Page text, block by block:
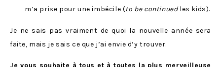
m’a prise pour une imbécile (to be continuedles kids).
Je ne sais pas vraiment de quoi la nouvelle année sera
faite, mais je sais ce que j’ai envie d’y trouver.
Je vous souhaite à tous et à toutes la plus merveilleuse